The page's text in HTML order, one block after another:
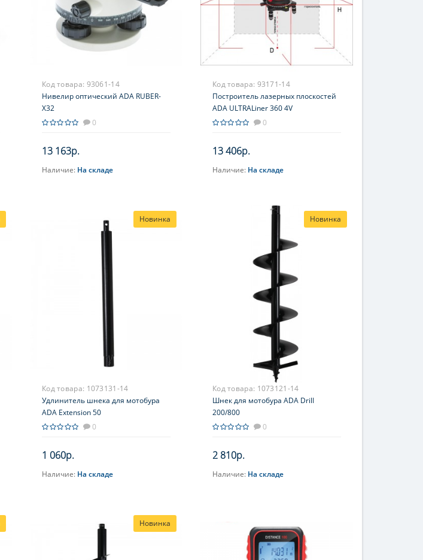
Код товара: 93061-14
Нивелир оптический ADA RUBER-
X32
0
13 163р.
В корзину
Наличие: На складе
Код товара: 93171-14
Построитель лазерных плоскостей
ADA ULTRALiner 360 4V
0
13 406р.
В корзину
Наличие: На складе
Новинка
Код товара: 1073131-14
Удлинитель шнека для мотобура
ADA Extension 50
0
1 060р.
В корзину
Наличие: На складе
Новинка
Код товара: 1073121-14
Шнек для мотобура ADA Drill
200/800
0
2 810р.
В корзину
Наличие: На складе
Новинка